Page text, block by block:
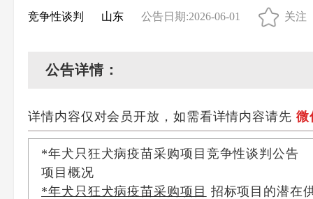
竞争性谈判 山东 公告日期:2026-06-01 关注
公告详情：
详情内容仅对会员开放，如需看详情内容请先 微
*年犬只狂犬病疫苗采购项目竞争性谈判公告
项目概况
*年犬只狂犬病疫苗采购项目 招标项目的潜在